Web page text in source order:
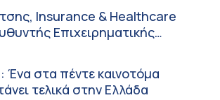
Insurance & Healthcare
Επιχειρηματικής
HHG
Ένα στα πέντε καινοτόμα
τελικά στην Ελλάδα